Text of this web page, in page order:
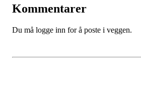
Kommentarer
Du må logge inn for å poste i veggen.